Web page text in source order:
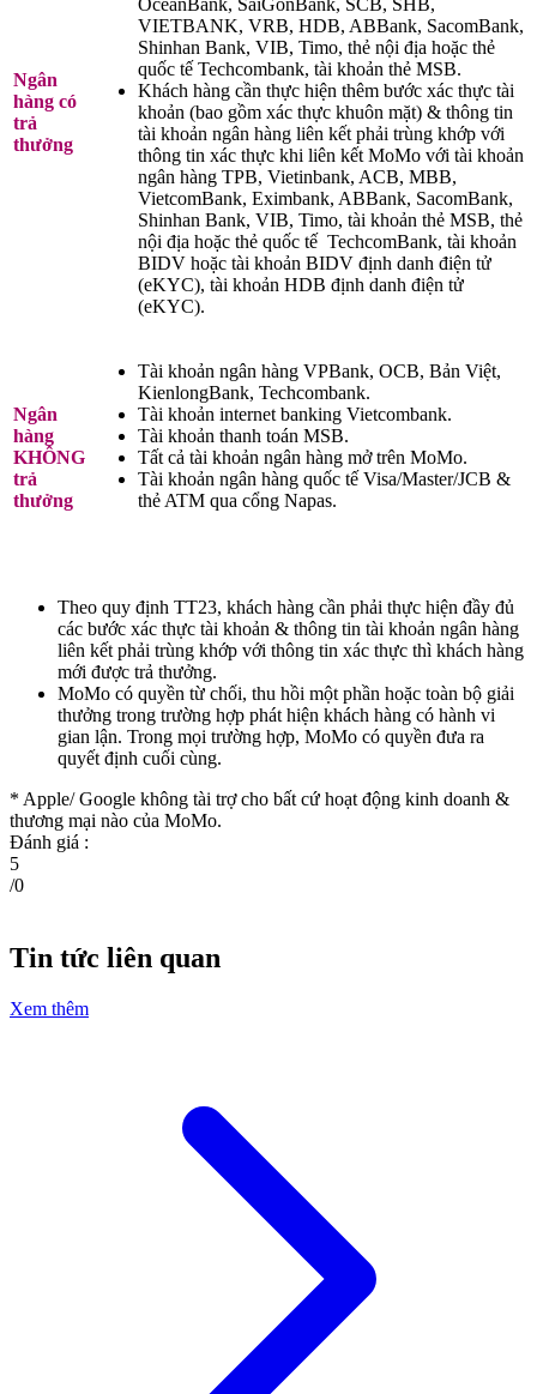
Ngân
hàng có
trả
thưởng
VIETBANK, VRB, HDB, ABBank, SacomBank,
Shinhan Bank, VIB, Timo, thẻ nội địa hoặc thẻ
quốc tế Techcombank, tài khoản thẻ MSB.
Khách hàng cần thực hiện thêm bước xác thực tài
khoản (bao gồm xác thực khuôn mặt) & thông tin
tài khoản ngân hàng liên kết phải trùng khớp với
thông tin xác thực khi liên kết MoMo với tài khoản
ngân hàng TPB, Vietinbank, ACB, MBB,
VietcomBank, Eximbank, ABBank, SacomBank,
Shinhan Bank, VIB, Timo, tài khoản thẻ MSB, thẻ
nội địa hoặc thẻ quốc tế TechcomBank, tài khoản
BIDV hoặc tài khoản BIDV định danh điện tử
(eKYC), tài khoản HDB định danh điện tử
(eKYC).
Ngân
hàng
KHÔNG
trả
thưởng
Tài khoản ngân hàng VPBank, OCB, Bản Việt,
KienlongBank, Techcombank.
Tài khoản internet banking Vietcombank.
Tài khoản thanh toán MSB.
Tất cả tài khoản ngân hàng mở trên MoMo.
Tài khoản ngân hàng quốc tế Visa/Master/JCB &
thẻ ATM qua cổng Napas.
Theo quy định TT23, khách hàng cần phải thực hiện đầy đủ
các bước xác thực tài khoản & thông tin tài khoản ngân hàng
liên kết phải trùng khớp với thông tin xác thực thì khách hàng
mới được trả thưởng.
MoMo có quyền từ chối, thu hồi một phần hoặc toàn bộ giải
thưởng trong trường hợp phát hiện khách hàng có hành vi
gian lận. Trong mọi trường hợp, MoMo có quyền đưa ra
quyết định cuối cùng.
* Apple/ Google không tài trợ cho bất cứ hoạt động kinh doanh &
thương mại nào của MoMo.
Đánh giá :
5
/0
Tin tức liên quan
Xem thêm